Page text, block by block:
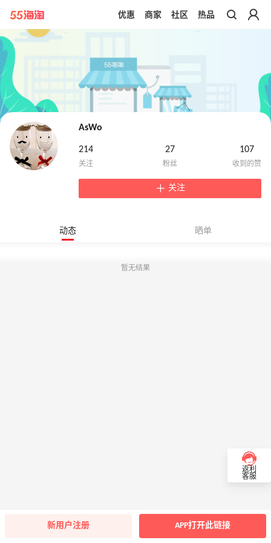
带你去官网买正品
优惠 商家 社区 热品
AsWo
214 27 107
关注
动态 晒单
暂无结果
返利
客服
新用户注册 APP打开此链接